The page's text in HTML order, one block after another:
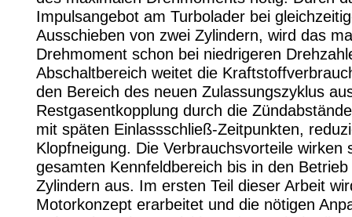
Impulsangebot am Turbolader bei
Ausschieben von zwei Zylindern, wird das
Drehmoment schon bei niedrigeren
Abschaltbereich weitet die
den Bereich des neuen Zulassungszyklus
Restgasentkopplung durch die
mit späten Einlassschließ-Zeitpunkten,
Klopfneigung. Die Verbrauchsvorteile wirken
gesamten Kennfeldbereich bis in den
Zylindern aus. Im ersten Teil dieser Arbeit
Motorkonzept erarbeitet und die nötigen